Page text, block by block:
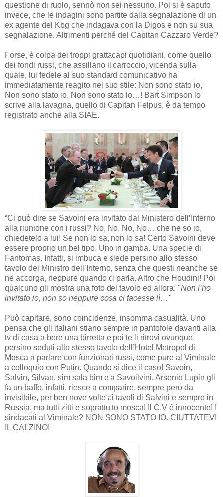
questione di ruolo, sennò non sei nessuno. Poi si è saputo
invece, che le indagini sono partite dalla segnalazione di un
ex agente del Kbg che indagava con la Digos e non su sua
segnalazione. Altrimenti perché del Capitan Cazzaro Verde?
Forse, è colpa dei troppi grattacapi quotidiani, come quello
dei fondi russi, che assillano il carroccio, vicenda sulla
quale, lui fedele al suo standard comunicativo ha
immediatamente reagito nel suo stile: Non sono stato io,
Non sono stato io, Non sono stato io…! Bart Simpson lo
scrive alla lavagna, quello di Capitan Felpus, è da tempo
registrato anche alla SIAE.
“Ci può dire se Savoini era invitato dal Ministero dell’Interno
alla riunione con i russi? No, No, No, No… che ne so io,
chiedetelo a lui! Se non lo sa, non lo sa! Certo Savoini deve
essere proprio un bel tipo. Uno in gamba. Una specie di
Fantomas. Infatti, si imbuca e siede persino allo stesso
tavolo del Ministro dell’Interno, senza che questi neanche se
ne accorga, neppure quando ci parla. Altro che Houdini! Poi
qualcuno gli mostra una foto del tavolo ed allora: "Non l’ho
invitato io, non so neppure cosa ci facesse lì…"
Può capitare, sono coincidenze, insomma casualità. Uno
pensa che gli italiani stiano sempre in pantofole davanti alla
tv di casa a bere una birretta e poi te li ritrovi ovunque,
persino seduti allo stesso tavolo dell’Hotel Metropol di
Mosca a parlare con funzionari russi, come pure al Viminale
a colloquio con Putin. Quando si dice il caso! Savoin,
Salvin, Silvan, sim sala bim e a Savoilvini, Arsenio Lupin gli
fa un baffo, infatti, riesce a comparire, sempre però da
invisibile, per ben nove volte ai tavoli di Salvini e sempre in
Russia, ma tutti zitti e soprattutto mosca! Il C.V è innocente! I
sindacati al Viminale? NON SONO STATO IO. CIUTTATEVI
IL CALZINO!